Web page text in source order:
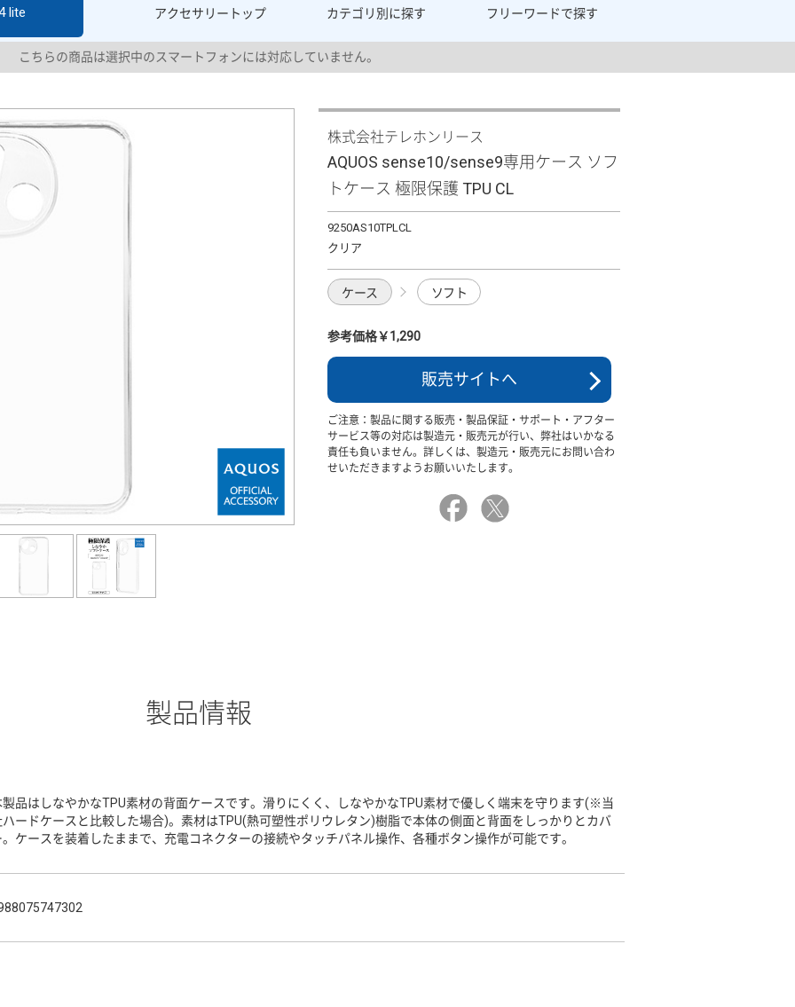
アクセサリー トップ カテゴリ別に探す フリーワードで探す
lite
こちらの商品は選択中のスマートフォンには対応していません。
株式会社テレホンリース
AQUOS sense10/sense9専用ケース ソフ
トケース 極限保護 TPU CL
9250AS10TPLCL
クリア
ケース ソフト
参考価格￥1,290
販売サイトへ
ご注意：製品に関する販売・製品保証・サポート・アフター
サービス等の対応は製造元・販売元が行い、弊社はいかなる
責任も負いません。詳しくは、製造元・販売元にお問い合わ
せいただきますようお願いいたします。
製品情報
製品はしなやかなTPU素材の背面ケースです。滑りにくく、しなやかなTPU素材で優しく端末を守ります(※当
ハードケースと比較した場合)。素材はTPU(熱可塑性ポリウレタン)樹脂で本体の側面と背面をしっかりとカバ
。ケースを装着したままで、充電コネクターの接続やタッチパネル操作、各種ボタン操作が可能です。